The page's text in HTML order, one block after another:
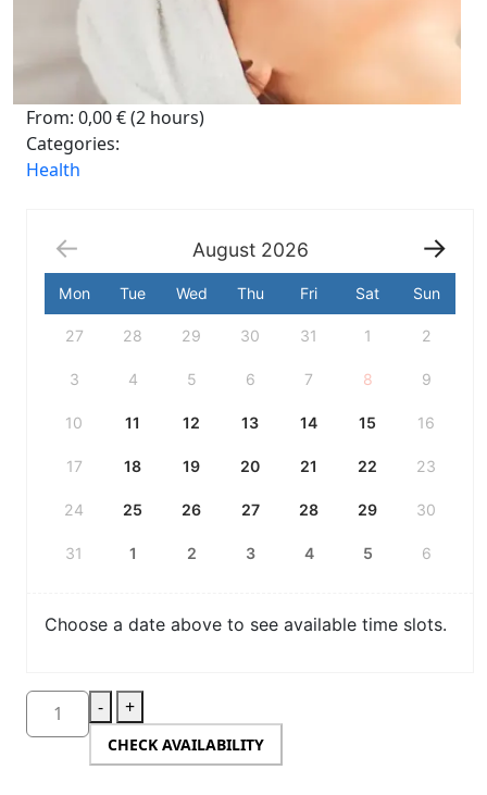
From: 0,00€(2 hours)
Categories:
Health
August 2026
Escolha
uma
calendário
Mon Tue Wed Thu Fri Sat Sun
27 28 29 30 31 1 2
3 4 5 6 7 8 9
10 11 12 13 14 15 16
17 18 19 20 21 22 23
24 25 26 27 28 29 30
31 1 2 3 4 5 6
Choose a date above to see available time slots.
- +
CHECK AVAILABILITY